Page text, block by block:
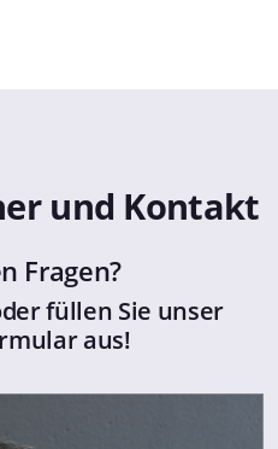
und Kontakt
Fragen?
füllen Sie unser
aus!